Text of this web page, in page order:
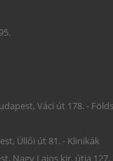
Váci út 178. -
Üllői út 81. - Klinikák
Nagy Lajos kir. útja 127.